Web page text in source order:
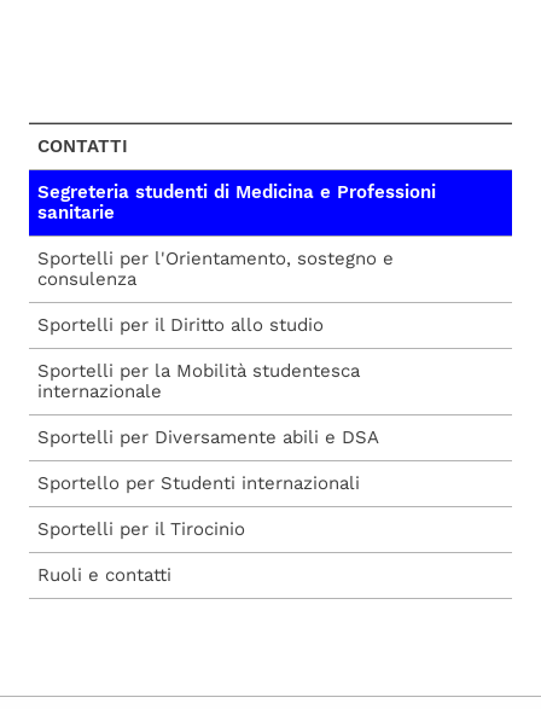
CONTATTI
Segreteria studenti di Medicina e Professioni
sanitarie
Sportelli per l'Orientamento, sostegno e
consulenza
Sportelli per il Diritto allo studio
Sportelli per la Mobilità studentesca
internazionale
Sportelli per Diversamente abili e DSA
Sportello per Studenti internazionali
Sportelli per il Tirocinio
Ruoli e contatti